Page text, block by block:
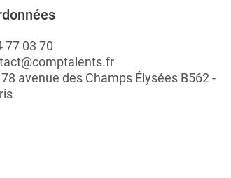
77 03 70
avenue des Champs Élysées B562 -